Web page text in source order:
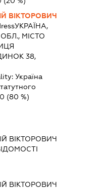
ВІКТОРОВИЧ
УКРАЇНА,
МІСТО
38,
Україна
(80 %)
ВІКТОРОВИЧ
ВІКТОРОВИЧ